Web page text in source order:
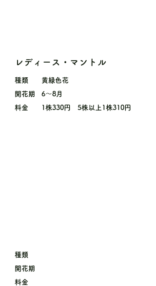
レディース・マントル
種類
黄緑色花
開花期
6〜8月
料金
1株330円 5株以上1株310円
種類
開花期
料金